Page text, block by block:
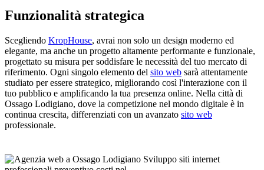
Funzionalità strategica
Scegliendo KropHouse, avrai non solo un design moderno ed
elegante, ma anche un progetto altamente performante e funzionale,
progettato su misura per soddisfare le necessità del tuo mercato di
riferimento. Ogni singolo elemento del sito web sarà attentamente
studiato per essere strategico, migliorando così l'interazione con il
tuo pubblico e amplificando la tua presenza online. Nella città di
Ossago Lodigiano, dove la competizione nel mondo digitale è in
continua crescita, differenziati con un avanzato sito web
professionale.